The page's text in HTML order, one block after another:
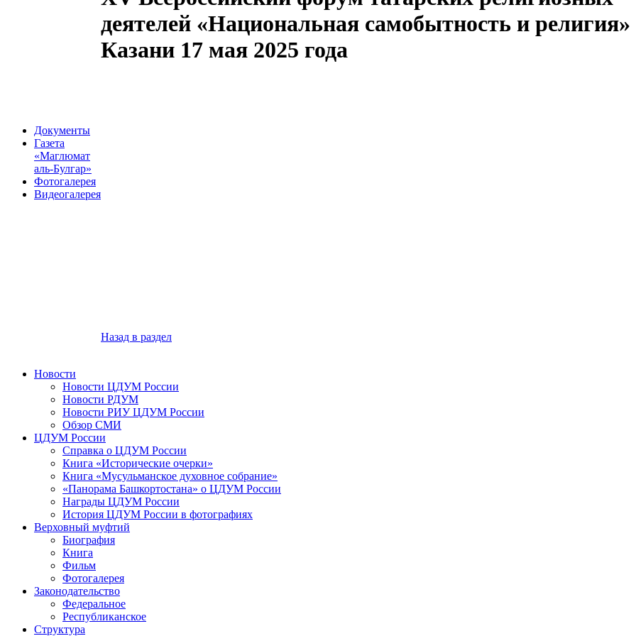
Документы
Газета
«Маглюмат
аль-Булгар»
Фотогалерея
Видеогалерея
деятелей «Национальная самобытность и религия»
Казани 17 мая 2025 года
Назад в раздел
Новости
Новости ЦДУМ России
Новости РДУМ
Новости РИУ ЦДУМ России
Обзор СМИ
ЦДУМ России
Справка о ЦДУМ России
Книга «Исторические очерки»
Книга «Мусульманское духовное собрание»
«Панорама Башкортостана» о ЦДУМ России
Награды ЦДУМ России
История ЦДУМ России в фотографиях
Верховный муфтий
Биография
Книга
Фильм
Фотогалерея
Законодательство
Федеральное
Республиканское
Структура